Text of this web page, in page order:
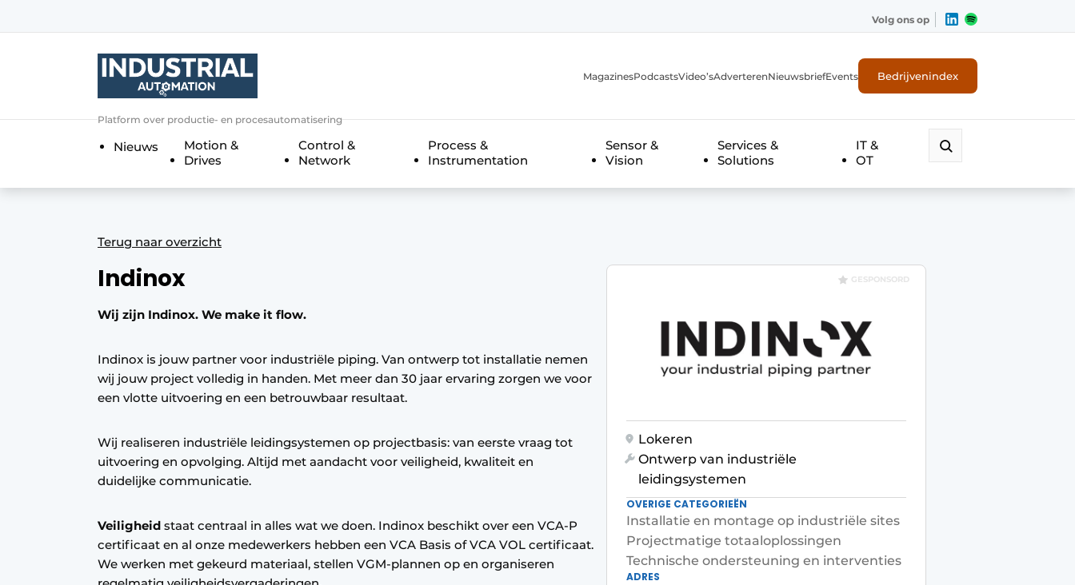
Algemene voorwaarden
Contact
Direct contact
Evenement aanmelden
Nieuwsbrief
Privacy / Cookie statement
Vacature aanmelden
Video’s
Volg ons op
Platform over productie- en procesautomatisering
MagazinesPodcastsVideo’sAdverterenNieuwsbriefEvents Bedrijvenindex
Nieuws
Motion &
Drives
Control &
Network
Process &
Instrumentation
Sensor &
Vision
Services &
Solutions
IT &
OT
Terug naar overzicht
Indinox
Wij zijn Indinox. We make it flow.
Indinox is jouw partner voor industriële piping. Van ontwerp tot installatie nemen
wij jouw project volledig in handen. Met meer dan 30 jaar ervaring zorgen we voor
een vlotte uitvoering en een betrouwbaar resultaat.
Wij realiseren industriële leidingsystemen op projectbasis: van eerste vraag tot
uitvoering en opvolging. Altijd met aandacht voor veiligheid, kwaliteit en
duidelijke communicatie.
Veiligheid staat centraal in alles wat we doen. Indinox beschikt over een VCA-P
certificaat en al onze medewerkers hebben een VCA Basis of VCA VOL certificaat.
We werken met gekeurd materiaal, stellen VGM-plannen op en organiseren
GESPONSORD
Lokeren
Ontwerp van industriële
leidingsystemen
OVERIGE CATEGORIEËN
Installatie en montage op industriële sites
Projectmatige totaaloplossingen
Technische ondersteuning en interventies
ADRES